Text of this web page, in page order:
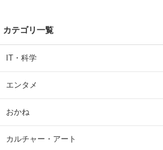
カテゴリ一覧
IT・科学
エンタメ
おかね
カルチャー・アート